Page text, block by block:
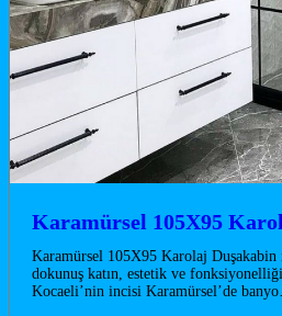
Karamürsel 105X95
Karamürsel 105X95 Karolaj
dokunuş katın, estetik ve
Kocaeli’nin incisi Karamürsel’de